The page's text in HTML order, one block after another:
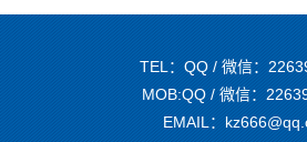
TEL：QQ / 微信：
MOB:QQ / 微信：
EMAIL：